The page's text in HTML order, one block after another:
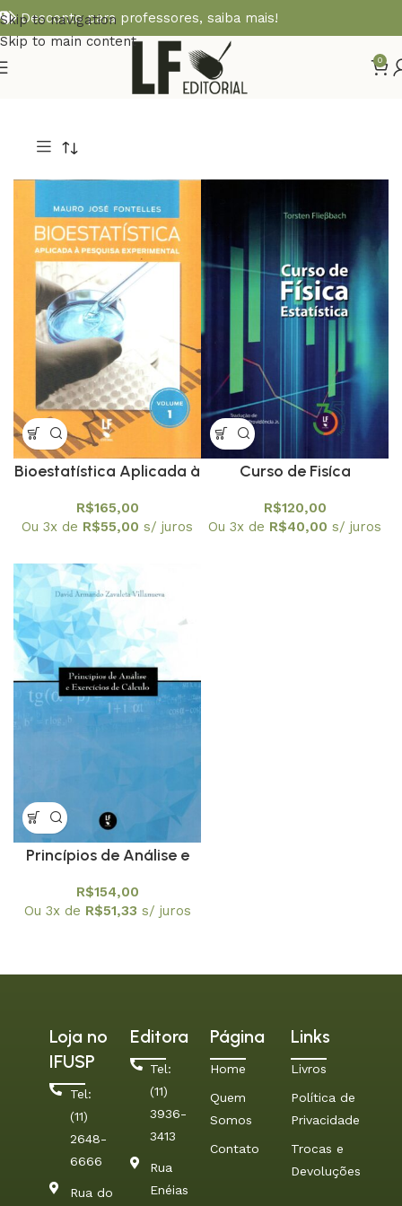
Skip to navigation
Skip to main content
Desconto para professores, saiba mais!
0
Bioestatística Aplicada à
volume 1
R$165,00
Ou 3x de R$55,00 s/ juros
Curso de Fisíca
R$120,00
Ou 3x de R$40,00 s/ juros
Princípios de Análise e
R$154,00
Ou 3x de R$51,33 s/ juros
Loja no
IFUSP
Tel:
(11)
2648-
6666
Rua do
Editora
Tel:
(11)
3936-
3413
Rua
Enéias
Página
Home
Quem
Somos
Contato
Links
Livros
Política de
Privacidade
Trocas e
Devoluções